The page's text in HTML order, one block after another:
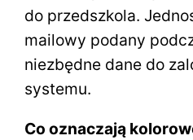
do przedszkola.
mailowy podany
niezbędne dane do
systemu.
Co oznaczają